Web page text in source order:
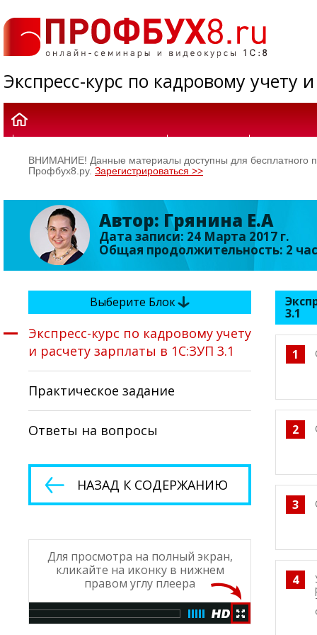
Экспресс-курс по кадровому учету
ВНИМАНИЕ! Данные материалы доступны для бесплатного
Профбух8.ру. Зарегистрироваться >>
Автор: Грянина Е.А
Дата записи: 24 Марта 2017 г.
Общая продолжительность: 2
Выберите Блок
Экспресс-курс по кадровому учету
и расчету зарплаты в 1С:ЗУП 3.1
Практическое задание
Ответы на вопросы
НАЗАД К СОДЕРЖАНИЮ
Для просмотра на полный экран,
кликайте на иконку в нижнем
правом углу плеера
3.1
1
2
3
4